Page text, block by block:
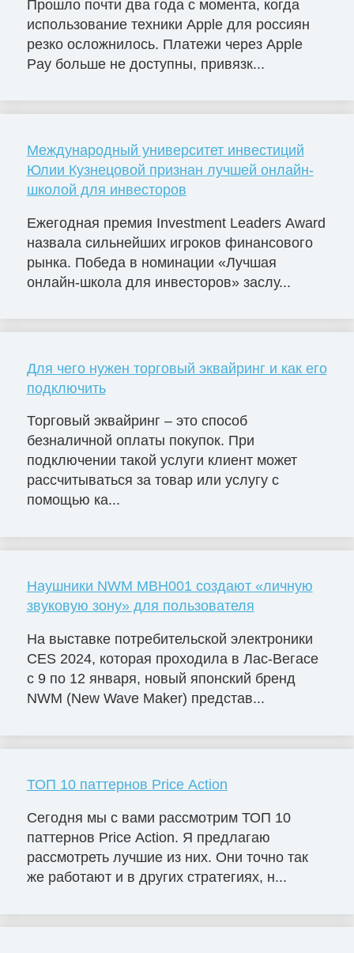
Прошло почти два года с момента, когда
использование техники Apple для россиян
резко осложнилось. Платежи через Apple
Pay больше не доступны, привязк...
Международный университет инвестиций
Юлии Кузнецовой признан лучшей онлайн-
школой для инвесторов
Ежегодная премия Investment Leaders Award
назвала сильнейших игроков финансового
рынка. Победа в номинации «Лучшая
онлайн-школа для инвесторов» заслу...
Для чего нужен торговый эквайринг и как его
подключить
Торговый эквайринг – это способ
безналичной оплаты покупок. При
подключении такой услуги клиент может
рассчитываться за товар или услугу с
помощью ка...
Наушники NWM MBH001 создают «личную
звуковую зону» для пользователя
На выставке потребительской электроники
CES 2024, которая проходила в Лас-Вегасе
с 9 по 12 января, новый японский бренд
NWM (New Wave Maker) представ...
ТОП 10 паттернов Price Action
Сегодня мы с вами рассмотрим ТОП 10
паттернов Price Action. Я предлагаю
рассмотреть лучшие из них. Они точно так
же работают и в других стратегиях, н...